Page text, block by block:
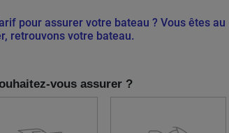
pour assurer votre bateau ? Vous êtes au
retrouvons votre bateau.
vous assurer ?